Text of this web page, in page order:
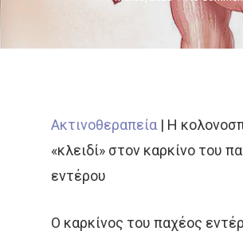
Ακτινοθεραπεία | Η
«κλειδί» στον καρκίνο του
εντέρου
Ο καρκίνος του παχέος